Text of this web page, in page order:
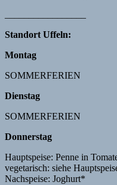
Standort Uffeln:
Montag
SOMMERFERIEN
Dienstag
SOMMERFERIEN
Donnerstag
Hauptspeise: Penne in
vegetarisch: siehe
Nachspeise: Joghurt*